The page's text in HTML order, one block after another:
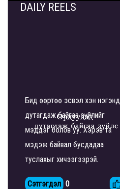
DAILY REELS
Бид өөртөө эсвэл хэн нэгэнд
дутагдаж байгаа зүйлийг
мэддэг болов уу. Хэрэв та
мэдэж байвал бусдадаа
туслахыг хичээгээрэй.
Сэтгэгдэл 0